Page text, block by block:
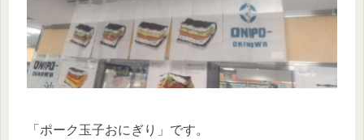
「ポーク玉子おにぎり」です。